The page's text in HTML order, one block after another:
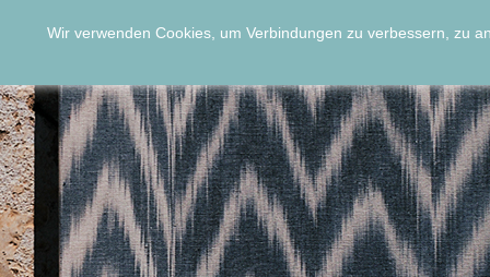
Wir verwenden Cookies, um Verbindungen zu verbessern, zu